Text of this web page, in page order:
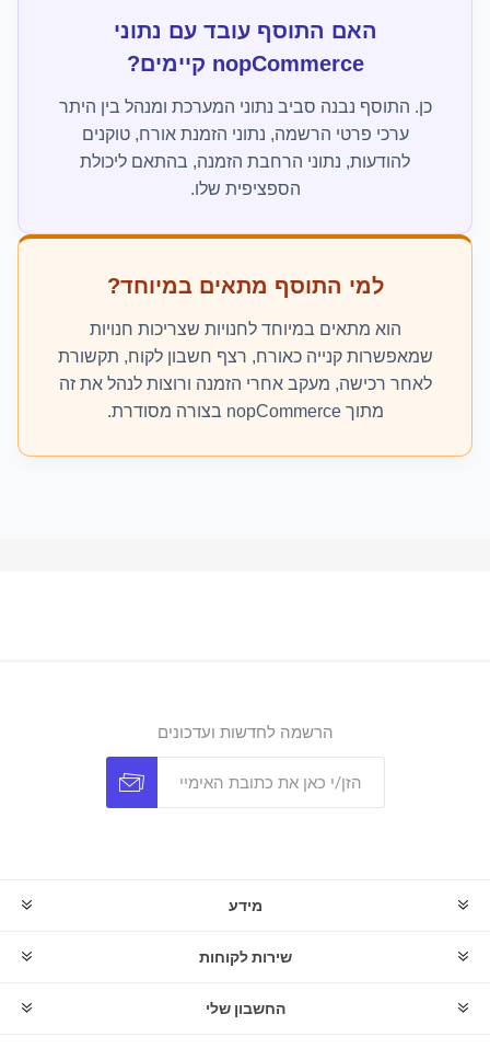
האם התוסף עובד עם נתוני
nopCommerce קיימים?
כן. התוסף נבנה סביב נתוני המערכת ומנהל בין היתר
ערכי פרטי הרשמה, נתוני הזמנת אורח, טוקנים
להודעות, נתוני הרחבת הזמנה, בהתאם ליכולת
הספציפית שלו.
למי התוסף מתאים במיוחד?
הוא מתאים במיוחד לחנויות שצריכות חנויות
שמאפשרות קנייה כאורח, רצף חשבון לקוח, תקשורת
לאחר רכישה, מעקב אחרי הזמנה ורוצות לנהל את זה
מתוך nopCommerce בצורה מסודרת.
הרשמה לחדשות ועדכונים
מידע
שירות לקוחות
החשבון שלי